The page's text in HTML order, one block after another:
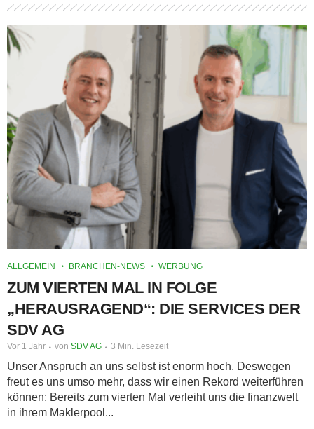
ALLGEMEIN BRANCHEN-NEWS WERBUNG
ZUM VIERTEN MAL IN FOLGE
„HERAUSRAGEND“: DIE SERVICES DER
SDV AG
Vor 1 Jahr von SDV AG 3 Min. Lesezeit
Unser Anspruch an uns selbst ist enorm hoch. Deswegen
freut es uns umso mehr, dass wir einen Rekord weiterführen
können: Bereits zum vierten Mal verleiht uns die finanzwelt
in ihrem Maklerpool...